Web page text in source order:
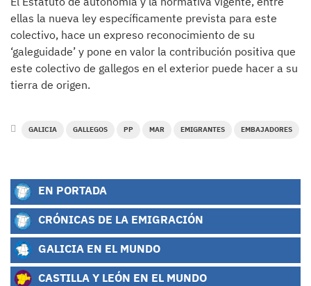
ellas la nueva ley específicamente prevista para este
colectivo, hace un expreso reconocimiento de su
‘galeguidade’ y pone en valor la contribución positiva que
este colectivo de gallegos en el exterior puede hacer a su
tierra de origen.
GALICIA GALLEGOS PP MAR EMIGRANTES EMBAJADORES
EN PORTADA
CRÓNICAS DE LA EMIGRACIÓN
GALICIA EN EL MUNDO
CASTILLA Y LEÓN EN EL MUNDO